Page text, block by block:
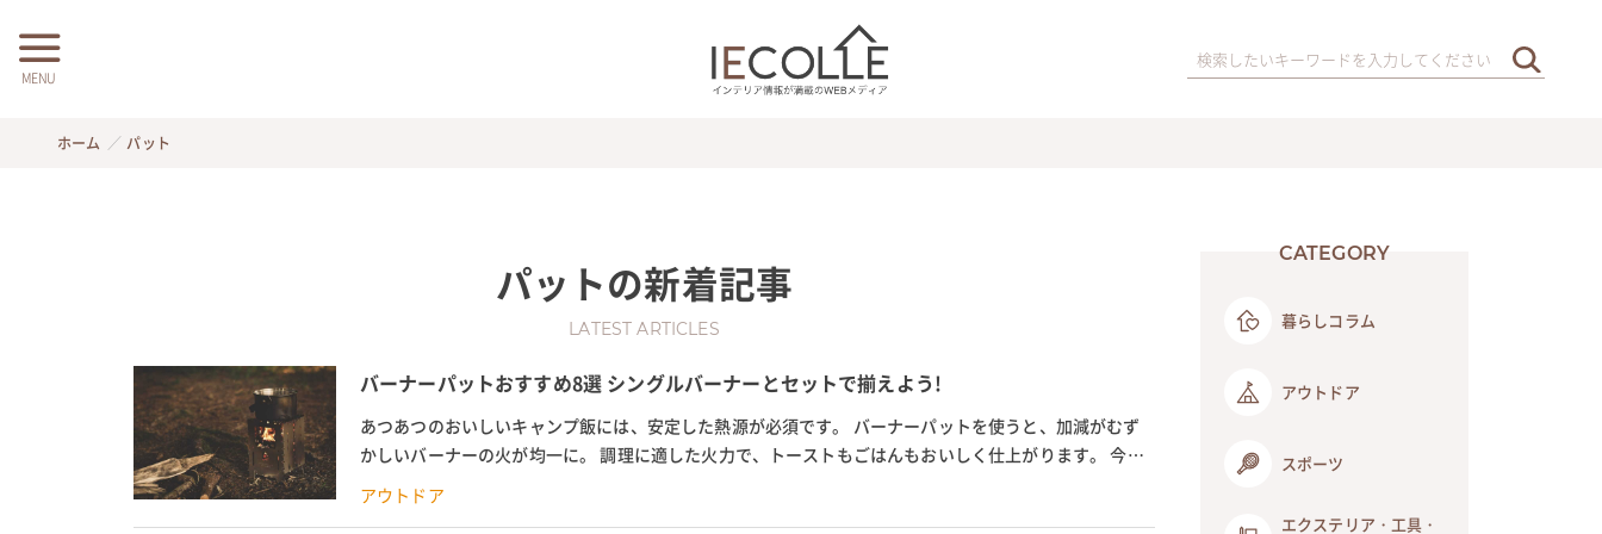
MENU
ホーム パット
パットの新着記事
LATEST ARTICLES
バーナーパットおすすめ8選 シングルバーナーとセットで揃えよう!
あつあつのおいしいキャンプ飯には、安定した熱源が必須です。 バーナーパットを使うと、加減がむず
かしいバーナーの火が均一に。 調理に適した火力で、トーストもごはんもおいしく仕上がります。 今回
この記事では、ユニフレームやsotoなどから販売されて...
アウトドア
CATEGORY
暮らしコラム
アウトドア
スポーツ
エクステリア・工具・